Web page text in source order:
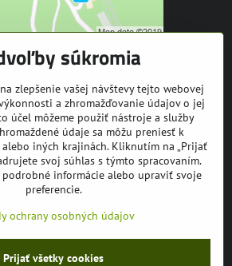
Youtube
©2026Copyright
súkromia
zlepšenie vašej návštevy tejto webovej
a zhromažďovanie údajov o jej
účel môžeme použiť nástroje a služby
údaje sa môžu preniesť k
alebo iných krajinách. Kliknutím na „Prijať
svoj súhlas s týmto spracovaním.
podrobné informácie alebo upraviť svoje
preferencie.
ochrany osobných údajov
Prijať všetky cookies